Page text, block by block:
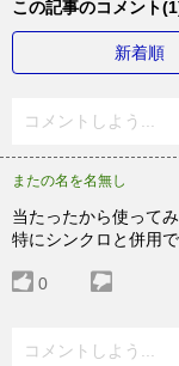
この記事のコメント
新着順
コメントしよう...
またの名を名無し
当たったから使って
特にシンクロと併用
0
コメントしよう...